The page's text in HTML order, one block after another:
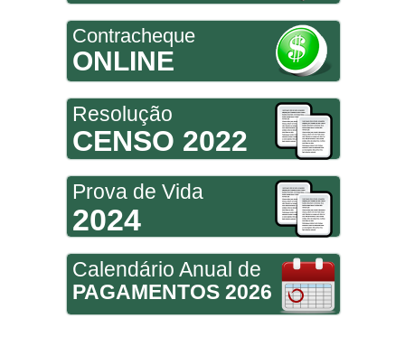
Contracheque
ONLINE
Resolução
CENSO 2022
Prova de Vida
2024
Calendário Anual de
PAGAMENTOS 2026